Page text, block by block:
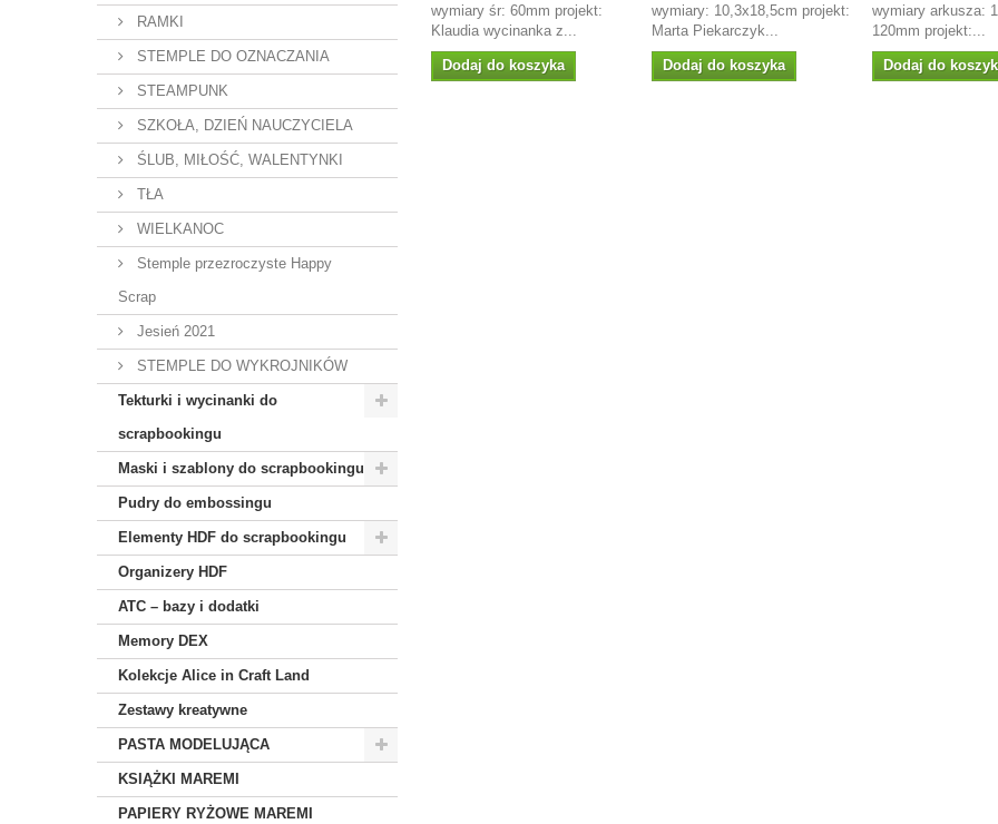
RAMKI
STEMPLE DO OZNACZANIA
STEAMPUNK
SZKOŁA, DZIEŃ NAUCZYCIELA
ŚLUB, MIŁOŚĆ, WALENTYNKI
TŁA
WIELKANOC
Stemple przezroczyste Happy
Scrap
Jesień 2021
STEMPLE DO WYKROJNIKÓW
Tekturki i wycinanki do
scrapbookingu
Maski i szablony do scrapbookingu
Pudry do embossingu
Elementy HDF do scrapbookingu
Organizery HDF
ATC – bazy i dodatki
Memory DEX
Kolekcje Alice in Craft Land
Zestawy kreatywne
PASTA MODELUJĄCA
KSIĄŻKI MAREMI
PAPIERY RYŻOWE MAREMI
wymiary śr: 60mm projekt:
Klaudia wycinanka z...
Dodaj do koszyka
wymiary: 10,3x18,5cm projekt:
Marta Piekarczyk...
Dodaj do koszyka
wymiary arkusza:
120mm projekt:...
Dodaj do